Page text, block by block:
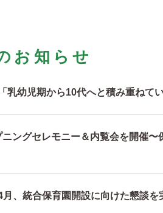
お知らせ
幼児期から10代へと積み重ねて
ングセレモニー＆内覧会を開催
、統合保育園開設に向けた懇談を